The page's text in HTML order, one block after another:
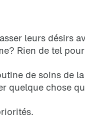
leurs désirs
Rien de tel
de soins de
quelque chose